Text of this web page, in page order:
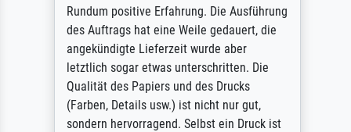
Rundum positive Erfahrung. Die Ausführung
des Auftrags hat eine Weile gedauert, die
angekündigte Lieferzeit wurde aber
letztlich sogar etwas unterschritten. Die
Qualität des Papiers und des Drucks
(Farben, Details usw.) ist nicht nur gut,
sondern hervorragend. Selbst ein Druck ist